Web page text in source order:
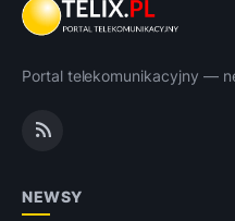
Portal telekomunikacyjny —
NEWSY